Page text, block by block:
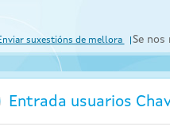
suxestións de mellora Se nos
Entrada usuarios